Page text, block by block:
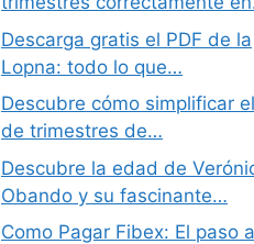
Descarga gratis el PDF de la
Lopna: todo lo que…
Descubre cómo simplificar
de trimestres de…
Descubre la edad de
Obando y su fascinante…
Como Pagar Fibex: El paso